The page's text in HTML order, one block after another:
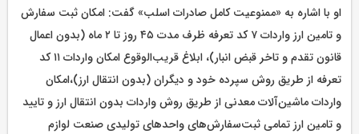
او با اشاره به «ممنوعیت کامل صادرات اسلب» گفت: امکان ثبت سفارش
و تامین ارز واردات ۷ کد تعرفه ظرف مدت ۴۵ روز تا ۲ ماه (بدون اعمال
قانون تقدم و تاخر قبض انبار)، ابلاغ قریب‌الوقوع امکان واردات ۱۱ کد
تعرفه از طریق روش سپرده خود و دیگران (بدون انتقال ارز)،امکان
واردات ماشین‌آلات معدنی از طریق روش واردات بدون انتقال ارز و تایید
و تامین ارز تمامی ثبت‌سفارش‌های واحدهای تولیدی صنعت لوازم